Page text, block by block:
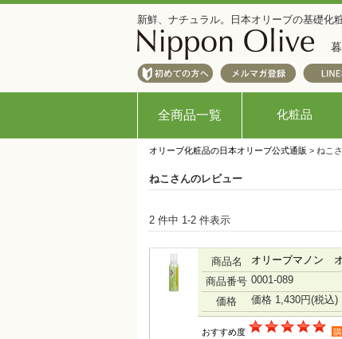
新鮮、ナチュラル。日本オリーブの基礎化
全商品一覧 化粧品
オリーブ化粧品の日本オリーブ公式通販 > ねこ
ねこさんのレビュー
2 件中 1-2 件表示
商品名
オリーブマノン
商品番号 0001-089
価格
価格 1,430円(税込)
おすすめ度